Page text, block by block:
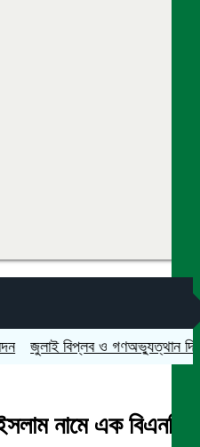
জুলাই বিপ্লব ও গণঅভ্যুত্থান দিবস
নামে এক বিএনপি